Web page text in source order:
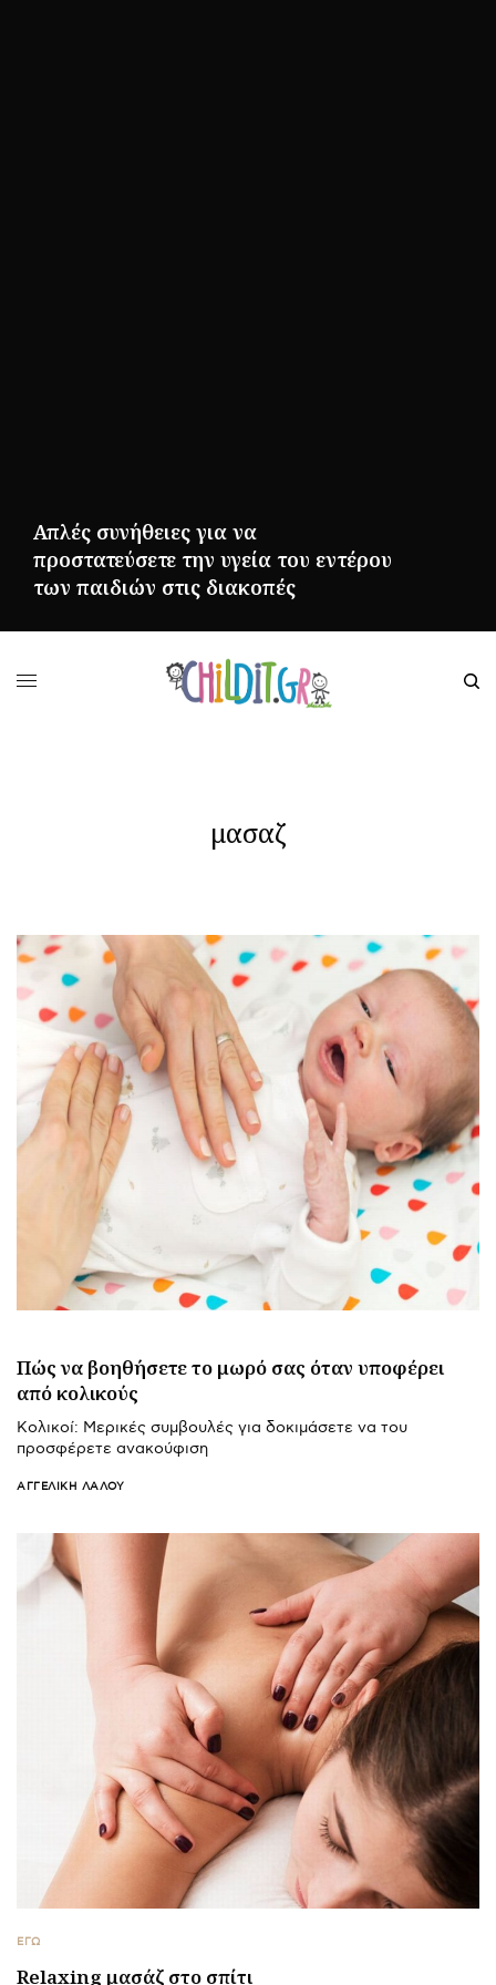
Απλές συνήθειες για να
προστατεύσετε την υγεία του εντέρου
των παιδιών στις διακοπές
μασαζ
Πώς να βοηθήσετε το μωρό σας όταν υποφέρει
από κολικούς
Κολικοί: Μερικές συμβουλές για δοκιμάσετε να του
προσφέρετε ανακούφιση
ΑΓΓΕΛΙΚΉ ΛΆΛΟΥ
ΕΓΩ
Relaxing μασάζ στο σπίτι